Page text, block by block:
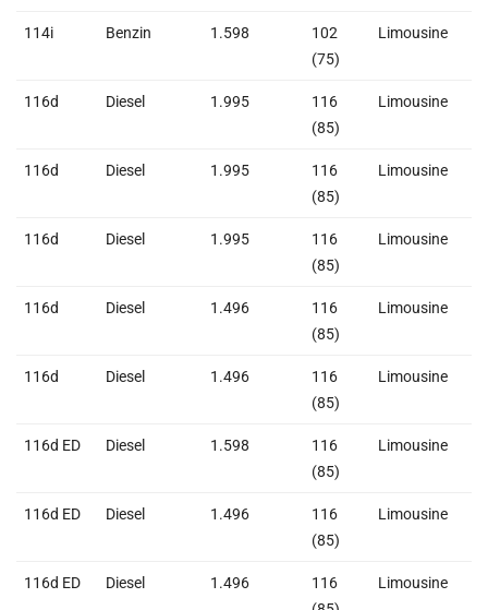
114i Benzin 1.598
102
(75)
Limousine
116d Diesel 1.995
116
(85)
Limousine
116d Diesel 1.995
116
(85)
Limousine
116d Diesel 1.995
116
(85)
Limousine
116d Diesel 1.496
116
(85)
Limousine
116d Diesel 1.496
116
(85)
Limousine
116d ED Diesel 1.598
116
(85)
Limousine
116d ED Diesel 1.496
116
(85)
Limousine
116d ED Diesel 1.496
116
Limousine